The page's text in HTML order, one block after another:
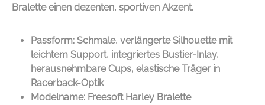
Bralette einen dezenten, sportiven Akzent.
Passform: Schmale, verlängerte Silhouette mit
leichtem Support, integriertes Bustier-Inlay,
herausnehmbare Cups, elastische Träger in
Racerback-Optik
Modelname: Freesoft Harley Bralette